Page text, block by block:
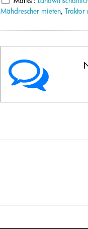
Mähdrescher mieten, Traktor